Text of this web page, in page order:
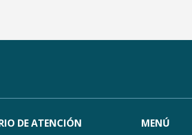
DE ATENCIÓN MENÚ